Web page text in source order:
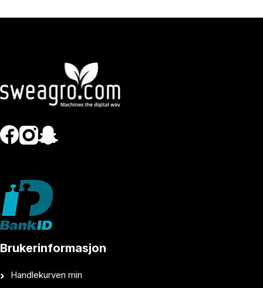
Brukerinformasjon
Handlekurven min